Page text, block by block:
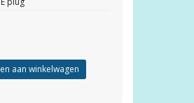
aan winkelwagen